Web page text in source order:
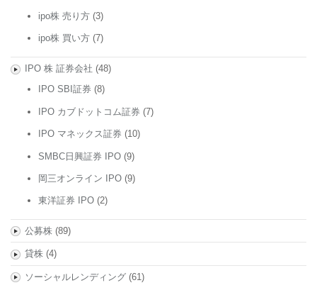
ipo株 売り方 (3)
ipo株 買い方 (7)
IPO 株 証券会社 (48)
IPO SBI証券 (8)
IPO カブドットコム証券 (7)
IPO マネックス証券 (10)
SMBC日興証券 IPO (9)
岡三オンライン IPO (9)
東洋証券 IPO (2)
公募株(89)
貸株(4)
ソーシャルレンディング(61)